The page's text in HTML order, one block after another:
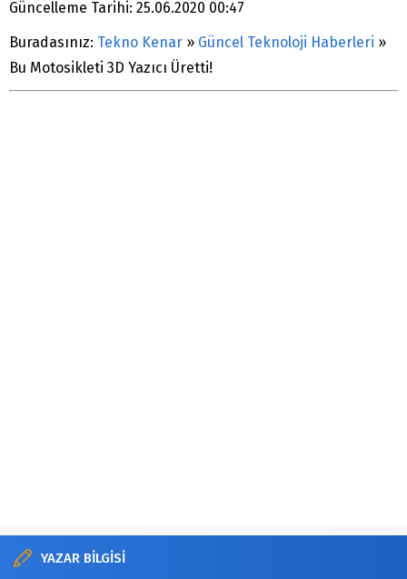
Güncelleme Tarihi: 25.06.2020 00:47
Buradasınız: Tekno Kenar » Güncel Teknoloji Haberleri »
Bu Motosikleti 3D Yazıcı Üretti!
YAZAR BİLGİSİ